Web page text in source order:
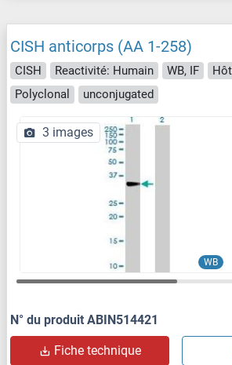
CISH anticorps (AA 1-258)
CISH Reactivité: Humain WB, IF
Polyclonal
unconjugated
WB
3 images
N° du produit ABIN514421
Fiche technique